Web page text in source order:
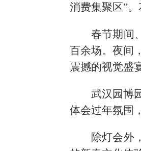
消费集聚区”
春节期间
百余场。夜间
震撼的视觉盛
武汉园博
体会过年氛围
除灯会外